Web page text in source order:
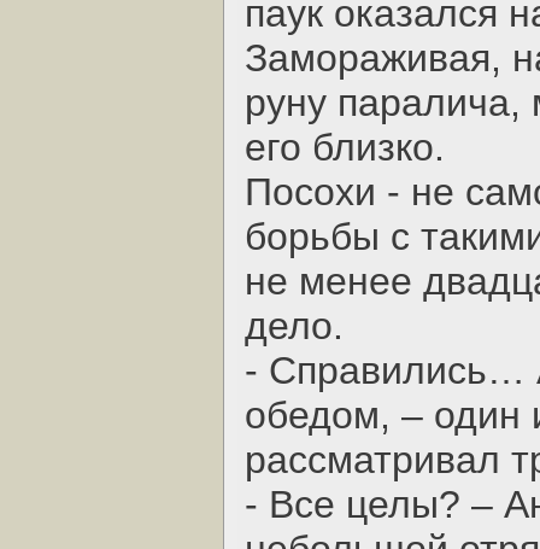
паук оказался
Замораживая,
руну паралича,
его близко.
Посохи - не
борьбы с
не менее
дело.
- Справились…
обедом, – один
рассматривал
- Все целы? –